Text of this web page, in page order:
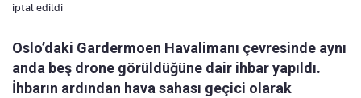
iptal edildi
Oslo’daki Gardermoen Havalimanı çevresinde aynı
anda beş drone görüldüğüne dair ihbar yapıldı.
İhbarın ardından hava sahası geçici olarak